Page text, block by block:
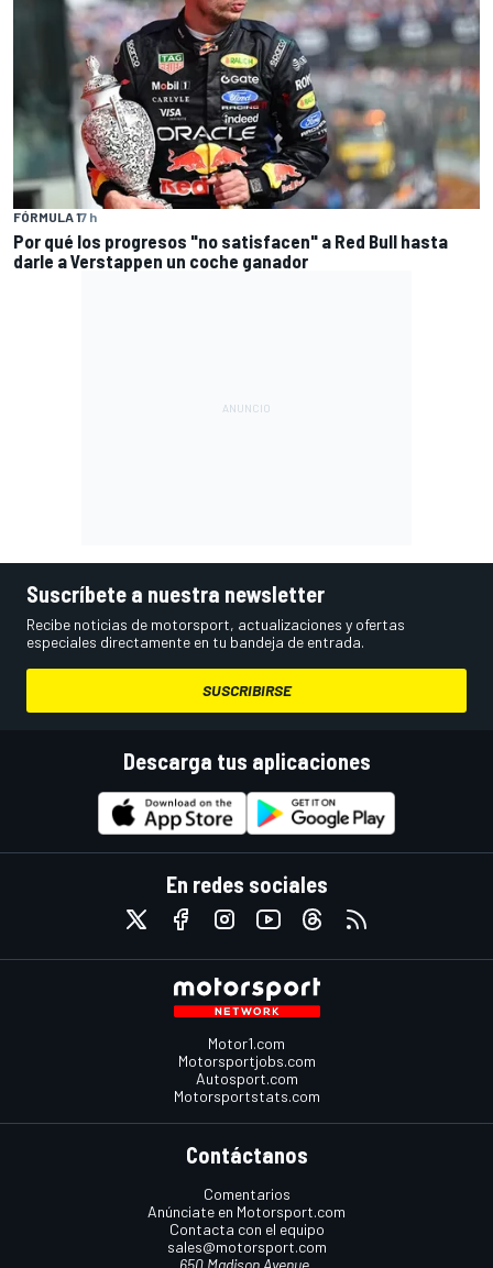
FÓRMULA 17 h
Por qué los progresos "no satisfacen" a Red Bull hasta
darle a Verstappen un coche ganador
Suscríbete a nuestra newsletter
Recibe noticias de motorsport, actualizaciones y ofertas
especiales directamente en tu bandeja de entrada.
SUSCRIBIRSE
Descarga tus aplicaciones
En redes sociales
Motor1.com
Motorsportjobs.com
Autosport.com
Motorsportstats.com
Contáctanos
Comentarios
Anúnciate en Motorsport.com
Contacta con el equipo
sales@motorsport.com